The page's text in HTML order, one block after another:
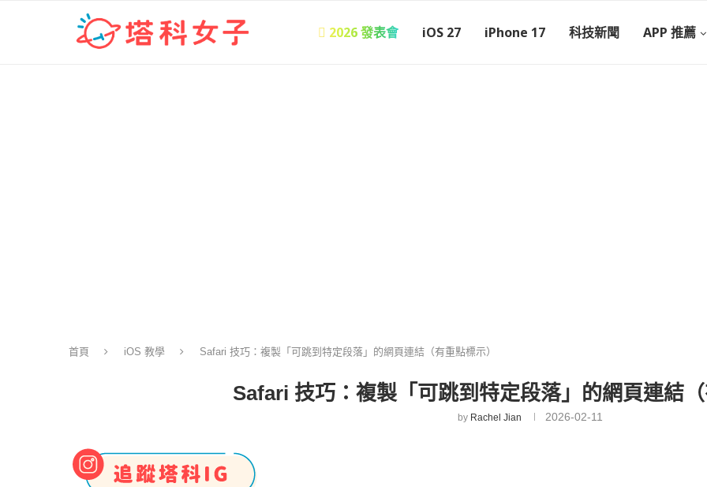
 2026 發表會 iOS 27 iPhone 17 科技新聞 APP 推薦
首頁 iOS 教學 Safari 技巧：複製「可跳到特定段落」的網頁連結（有重點標示）
Safari 技巧：複製「可跳到特定段落」的網頁連結
by Rachel Jian 2026-02-11